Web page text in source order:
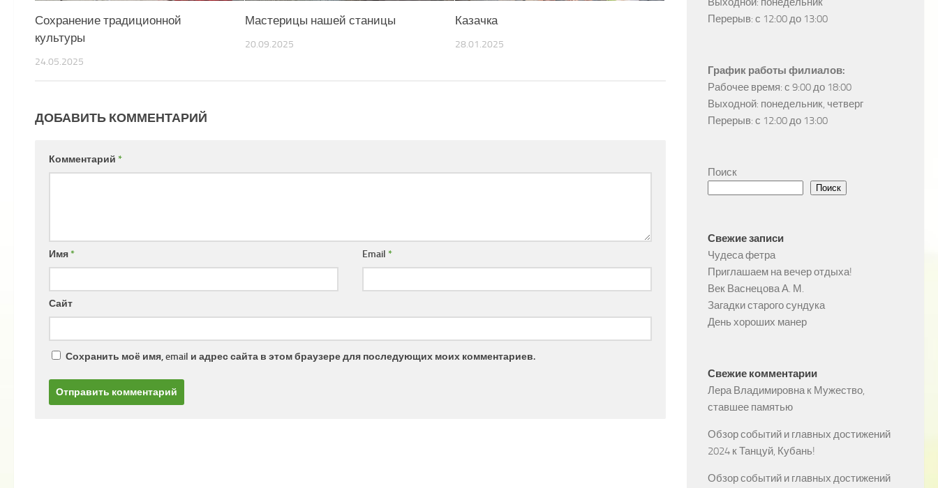
Сохранение традиционной
культуры
24.05.2025
Мастерицы нашей станицы
20.09.2025
Казачка
28.01.2025
ДОБАВИТЬ КОММЕНТАРИЙ
Комментарий *
Имя* Email*
Сайт
Сохранить моё имя, email и адрес сайта в этом браузере для последующих моих комментариев.
Перерыв: с 12:00 до 13:00
График работы филиалов:
Рабочее время: с 9:00 до 18:00
Выходной: понедельник, четверг
Перерыв: с 12:00 до 13:00
Поиск
Поиск
Свежие записи
Чудеса фетра
Приглашаем на вечер отдыха!
Век Васнецова А. М.
Загадки старого сундука
День хороших манер
Свежие комментарии
Лера Владимировнак Мужество,
ставшее памятью
Обзор событий и главных достижений
2024 кТанцуй, Кубань!
Обзор событий и главных достижений